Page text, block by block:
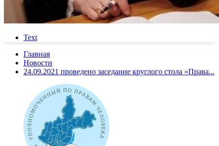
Text
Главная
Новости
24.09.2021 проведено заседание круглого стола «Права...